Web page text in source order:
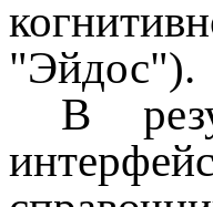
"Эйдос").
В